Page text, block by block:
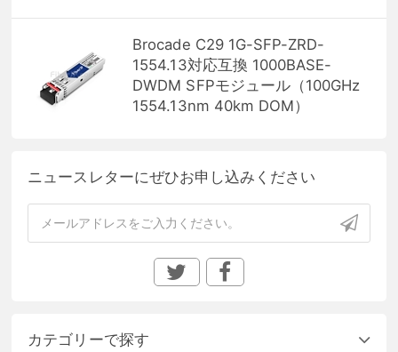
Brocade C29 1G-SFP-ZRD-
1554.13対応互換 1000BASE-
DWDM SFPモジュール（100GHz
1554.13nm 40km DOM）
ニュースレターにぜひお申し込みください
カテゴリーで探す